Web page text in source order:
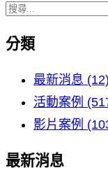
分類
最新消息 (12)
活動案例
影片案例
最新消息